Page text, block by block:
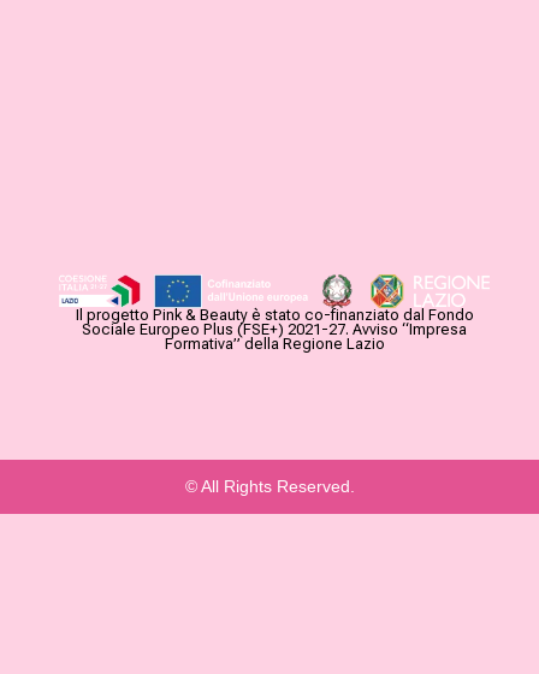
Il progetto Pink & Beauty è stato co-finanziato dal Fondo
Sociale Europeo Plus (FSE+) 2021-27. Avviso “Impresa
Formativa” della Regione Lazio
© All Rights Reserved.